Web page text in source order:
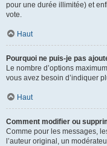
pour une durée illimitée) et
vote.
Haut
Pourquoi ne puis-je pas
Le nombre d’options
vous avez besoin d’indiquer
Haut
Comment modifier ou
Comme pour les messages,
l’auteur original, un